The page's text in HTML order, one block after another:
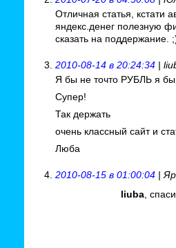
Отличная статья, кстати
яндекс.денег полезную
сказать на поддержание.
2010-08-14 в 20:24:34 |
Я бы не точто РУБЛЬ я
Супер!
Так держать
очень классный сайт и
Люба
2010-08-15 в 01:00:04 |
liuba ,